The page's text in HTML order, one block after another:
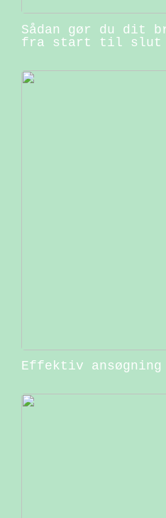
Sådan gør du dit
fra start til slut
Effektiv ansøgning